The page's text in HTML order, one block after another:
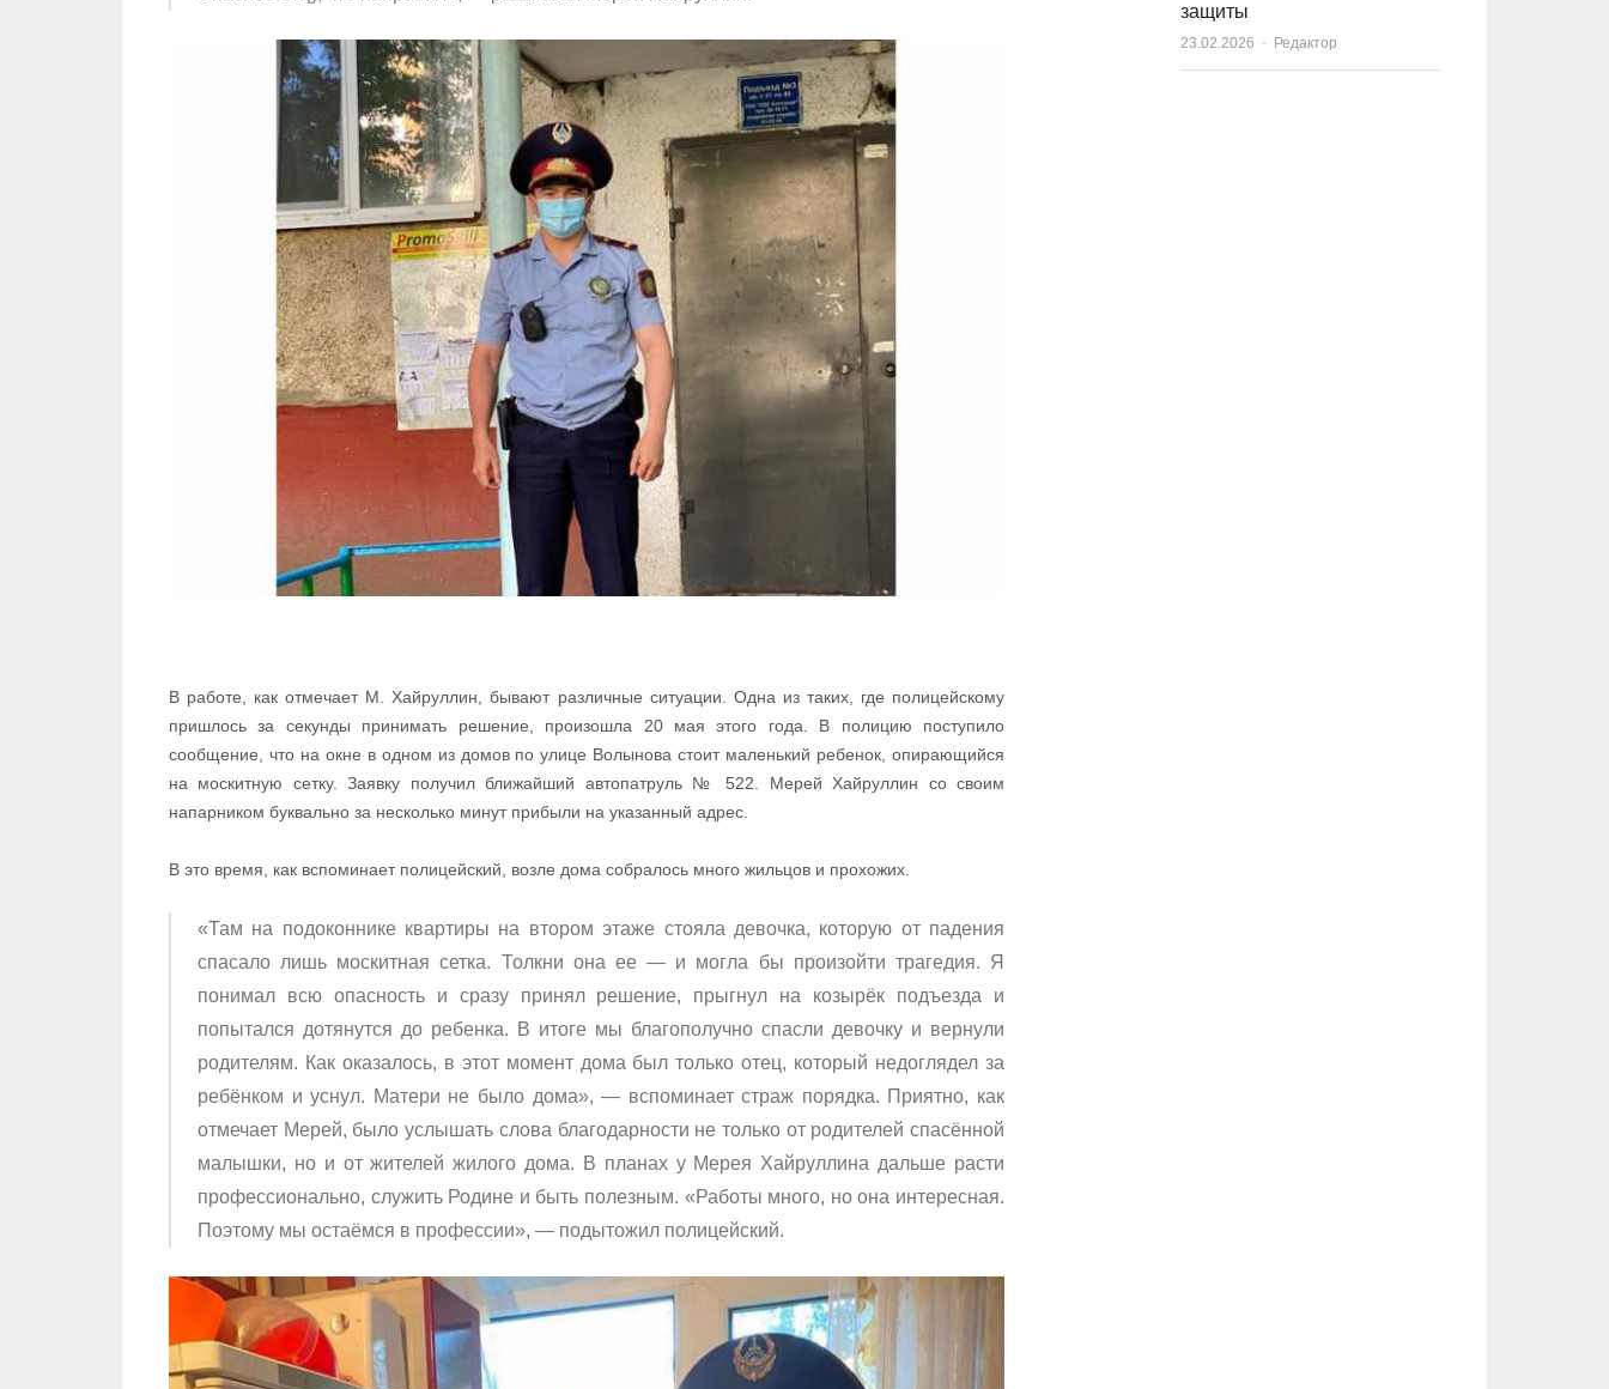
В работе, как отмечает М. Хайруллин, бывают различные ситуации. Одна из таких, где полицейскому
пришлось за секунды принимать решение, произошла 20 мая этого года. В полицию поступило
сообщение, что на окне в одном из домов по улице Волынова стоит маленький ребенок, опирающийся
на москитную сетку. Заявку получил ближайший автопатруль № 522. Мерей Хайруллин со своим
напарником буквально за несколько минут прибыли на указанный адрес.
В это время, как вспоминает полицейский, возле дома собралось много жильцов и прохожих.
«Там на подоконнике квартиры на втором этаже стояла девочка, которую от падения
спасало лишь москитная сетка. Толкни она ее — и могла бы произойти трагедия. Я
понимал всю опасность и сразу принял решение, прыгнул на козырёк подъезда и
попытался дотянутся до ребенка. В итоге мы благополучно спасли девочку и вернули
родителям. Как оказалось, в этот момент дома был только отец, который недоглядел за
ребёнком и уснул. Матери не было дома», — вспоминает страж порядка. Приятно, как
отмечает Мерей, было услышать слова благодарности не только от родителей спасённой
малышки, но и от жителей жилого дома. В планах у Мерея Хайруллина дальше расти
профессионально, служить Родине и быть полезным. «Работы много, но она интересная.
Поэтому мы остаёмся в профессии», — подытожил полицейский.
защиты
23.02.2026 Author
Редактор